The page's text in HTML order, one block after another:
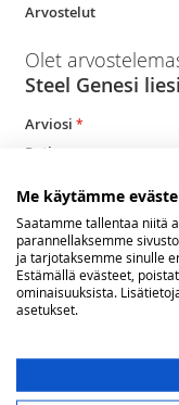
Arvostelut
Olet
Steel Genesi
Arviosi
Rating
1
star
2
stars
3
stars
4
stars
5
stars
Nimimerkki
Yhteenveto
Me käytämme
Saatamme tallentaa niitä
parannellaksemme
ja tarjotaksemme sinulle
Estämällä evästeet,
ominaisuuksista.
asetukset.